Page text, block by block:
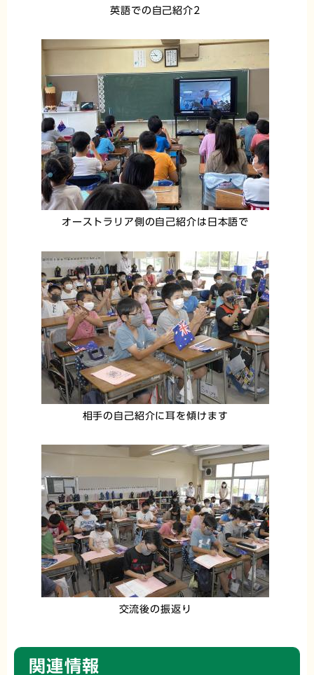
英語での自己紹介2
オーストラリア側の自己紹介は日本語で
相手の自己紹介に耳を傾けます
交流後の振返り
関連情報